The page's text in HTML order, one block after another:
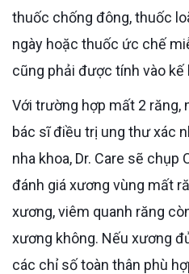
thuốc chống đông, thuốc
ngày hoặc thuốc ức chế
cũng phải được tính vào kế
Với trường hợp mất 2 răng, nếu sức khỏe ổn định và
bác sĩ điều trị ung thư xác
nha khoa, Dr. Care sẽ chụp
đánh giá xương vùng mất
xương, viêm quanh răng
xương không. Nếu xương
các chỉ số toàn thân phù